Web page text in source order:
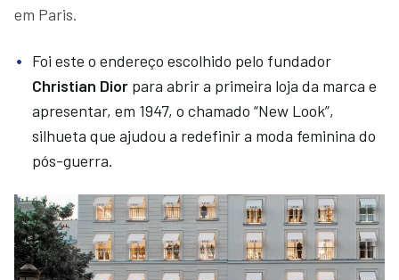
em Paris.
Foi este o endereço escolhido pelo fundador
Christian Dior para abrir a primeira loja da marca e
apresentar, em 1947, o chamado “New Look”,
silhueta que ajudou a redefinir a moda feminina do
pós-guerra.